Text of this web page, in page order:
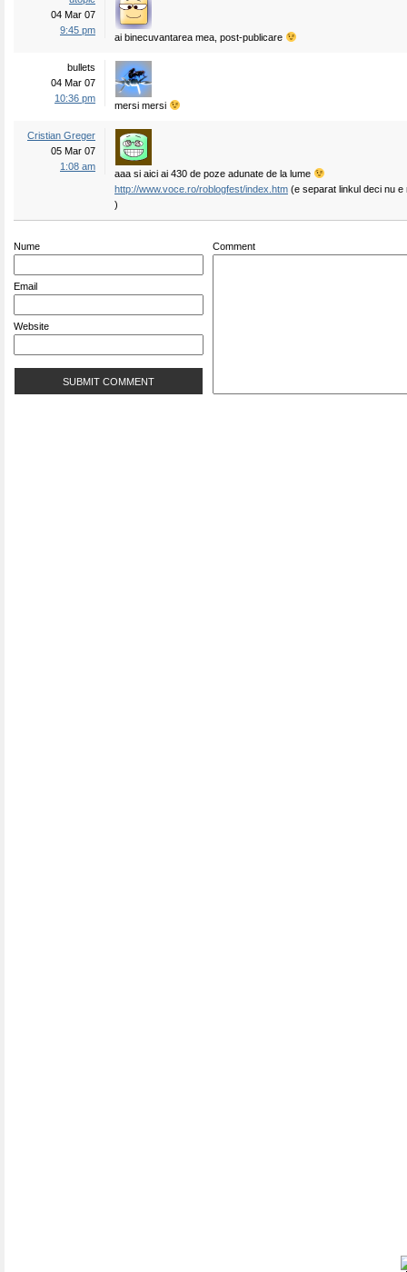
04 Mar 07
9:45 pm
ai binecuvantarea mea, post-publicare
bullets
04 Mar 07
10:36 pm
mersi mersi
Cristian Greger
05 Mar 07
1:08 am
aaa si aici ai 430 de poze adunate de la lume
http://www.voce.ro/roblogfest/index.htm (e separat linkul deci nu
)
Nume
Email
Website
Comment